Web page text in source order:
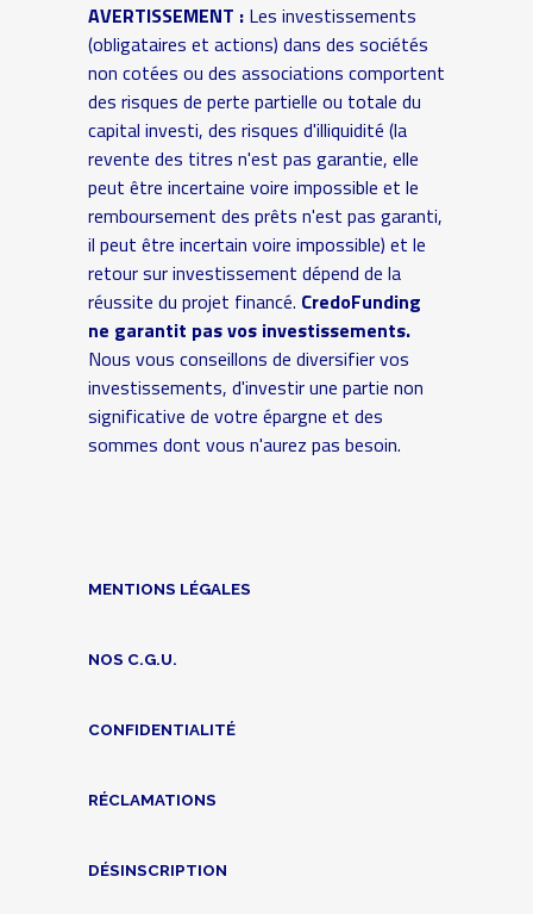
AVERTISSEMENT :Les investissements
(obligataires et actions) dans des sociétés
non cotées ou des associations comportent
des risques de perte partielle ou totale du
capital investi, des risques d'illiquidité (la
revente des titres n'est pas garantie, elle
peut être incertaine voire impossible et le
remboursement des prêts n'est pas garanti,
il peut être incertain voire impossible) et le
retour sur investissement dépend de la
réussite du projet financé. CredoFunding
ne garantit pas vos investissements.
Nous vous conseillons de diversifier vos
investissements, d'investir une partie non
significative de votre épargne et des
sommes dont vous n'aurez pas besoin.
MENTIONS LÉGALES
NOS C.G.U.
CONFIDENTIALITÉ
RÉCLAMATIONS
DÉSINSCRIPTION